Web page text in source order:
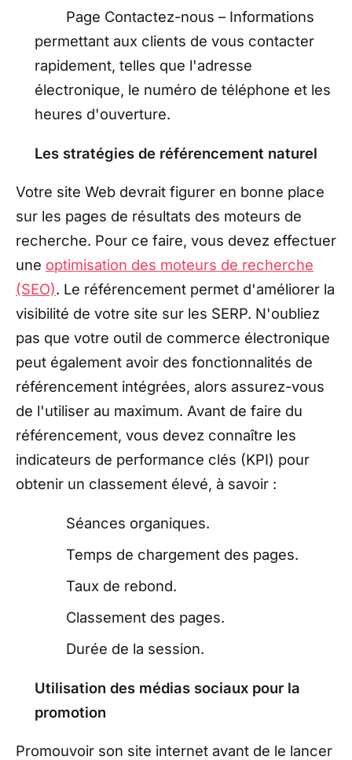
Page Contactez-nous – Informations
permettant aux clients de vous contacter
rapidement, telles que l'adresse
électronique, le numéro de téléphone et les
heures d'ouverture.
Les stratégies de référencement naturel
Votre site Web devrait figurer en bonne place
sur les pages de résultats des moteurs de
recherche. Pour ce faire, vous devez effectuer
une optimisation des moteurs de recherche
(SEO). Le référencement permet d'améliorer la
visibilité de votre site sur les SERP. N'oubliez
pas que votre outil de commerce électronique
peut également avoir des fonctionnalités de
référencement intégrées, alors assurez-vous
de l'utiliser au maximum. Avant de faire du
référencement, vous devez connaître les
indicateurs de performance clés (KPI) pour
obtenir un classement élevé, à savoir :
Séances organiques.
Temps de chargement des pages.
Taux de rebond.
Classement des pages.
Durée de la session.
Utilisation des médias sociaux pour la
promotion
Promouvoir son site internet avant de le lancer